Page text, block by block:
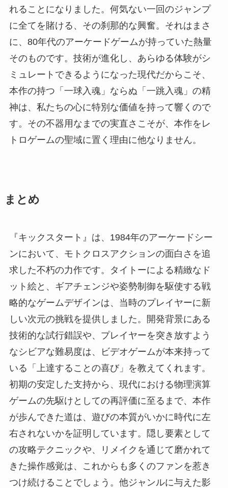
れることになりました。何気ない一回のジャンプ
に全てを賭ける、その刹那的な興奮。それはまさ
に、80年代のアーケードゲームが持っていた熱量
そのものです。技術が進化し、あらゆる体験がシ
ミュレートできるようになった現代だからこそ、
本作の持つ「一球入魂」ならぬ「一跳入魂」の精
神は、私たちの心に特別な価値を持って響くので
す。その不器用なまでの実直さこそが、本作をレ
トロゲームの聖域に置く理由に他なりません。
まとめ
『キックスタート』は、1984年のアーケードシー
ンにおいて、モトクロスアクションの面白さを追
求した不朽の力作です。タイトーによる精緻なド
ット絵と、ギアチェンジや姿勢制御を駆使する戦
略的なゲームデザインは、当時のプレイヤーに新
しい次元の挑戦を提供しました。開発背景にある
技術的な試行錯誤や、プレイヤーを突き放すよう
なシビアな難易度は、ビデオゲームが本来持って
いる「上達することの喜び」を教えてくれます。
初期の安定した支持から、現代における物理演算
ゲームの先駆けとしての再評価に至るまで、本作
が歩んできた道は、遊びの本質がいかに時代に左
右されないかを証明しています。隠し要素として
の攻略テクニックや、リメイクを通じて磨かれて
きた操作感覚は、これからも多くのファンを惹き
つけ続けることでしょう。他ジャンルに与えた影